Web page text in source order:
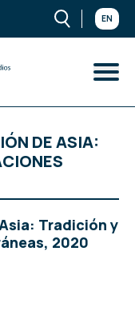
EN
DE ASIA:
Tradición y
2020